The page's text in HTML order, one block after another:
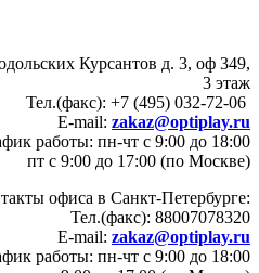
Курсантов д. 3, оф 349,
3 этаж
Тел.(факс): +7 (495) 032-72-06
E-mail: zakaz@optiplay.ru
работы: пн-чт с 9:00 до 18:00
пт с 9:00 до 17:00 (по Москве)
офиса в Санкт-Петербурге:
Тел.(факс): 88007078320
E-mail: zakaz@optiplay.ru
работы: пн-чт с 9:00 до 18:00